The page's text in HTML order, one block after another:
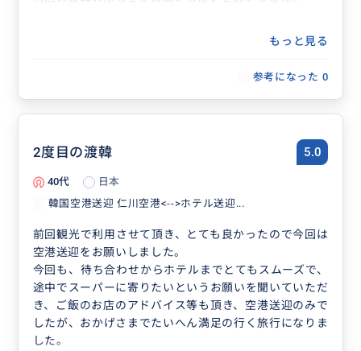
もっと見る
参考になった 0
2度目の渡韓 5.0
40代
日本
韓国空港送迎 仁川空港<-->ホテル送迎...
前回観光で利用させて頂き、とても良かったので今回は
空港送迎をお願いしました。
今回も、待ち合わせからホテルまでとてもスムーズで、
途中でスーパーに寄りたいというお願いを聞いていただ
き、ご飯のお店のアドバイス等も頂き、空港送迎のみで
したが、おかげさまでたいへん満足の行く旅行になりま
した。